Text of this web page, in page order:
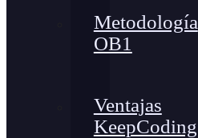
Metodología
OB1
Ventajas
KeepCoding